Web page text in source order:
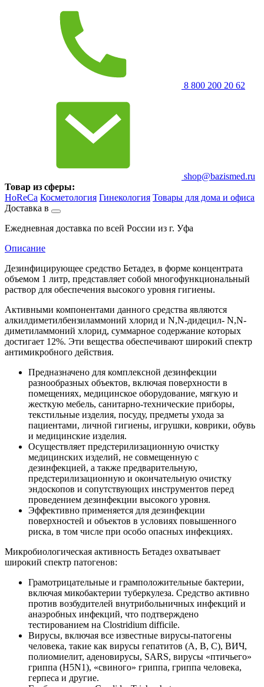
8 800 200 20 62
shop@bazismed.ru
Товар из сферы:
HoReCa Косметология Гинекология Товары для дома и офиса
Доставка в
Ежедневная доставка по всей России из г. Уфа
Описание
Дезинфицирующее средство Бетадез, в форме концентрата
объемом 1 литр, представляет собой многофункциональный
раствор для обеспечения высокого уровня гигиены.
Активными компонентами данного средства являются
алкилдиметилбензиламмоний хлорид и N,N-дидецил- N,N-
диметиламмоний хлорид, суммарное содержание которых
достигает 12%. Эти вещества обеспечивают широкий спектр
антимикробного действия.
Предназначено для комплексной дезинфекции
разнообразных объектов, включая поверхности в
помещениях, медицинское оборудование, мягкую и
жесткую мебель, санитарно-технические приборы,
текстильные изделия, посуду, предметы ухода за
пациентами, личной гигиены, игрушки, коврики, обувь
и медицинские изделия.
Осуществляет предстерилизационную очистку
медицинских изделий, не совмещенную с
дезинфекцией, а также предварительную,
предстерилизационную и окончательную очистку
эндоскопов и сопутствующих инструментов перед
проведением дезинфекции высокого уровня.
Эффективно применяется для дезинфекции
поверхностей и объектов в условиях повышенного
риска, в том числе при особо опасных инфекциях.
Микробиологическая активность Бетадез охватывает
широкий спектр патогенов:
Грамотрицательные и грамположительные бактерии,
включая микобактерии туберкулеза. Средство активно
против возбудителей внутрибольничных инфекций и
анаэробных инфекций, что подтверждено
тестированием на Clostridium difficile.
Вирусы, включая все известные вирусы-патогены
человека, такие как вирусы гепатитов (А, В, С), ВИЧ,
полиомиелит, аденовирусы, SARS, вирусы «птичьего»
гриппа (H5N1), «свиного» гриппа, гриппа человека,
герпеса и другие.